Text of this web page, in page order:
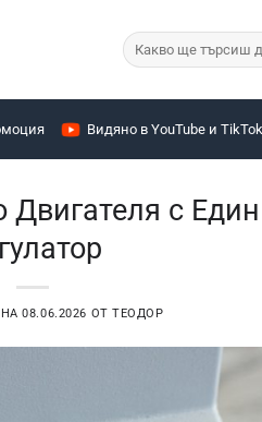
Търсене
за:
Видяно в YouTube и TikTok
с Един
НА08.06.2026 ОТТЕОДОР